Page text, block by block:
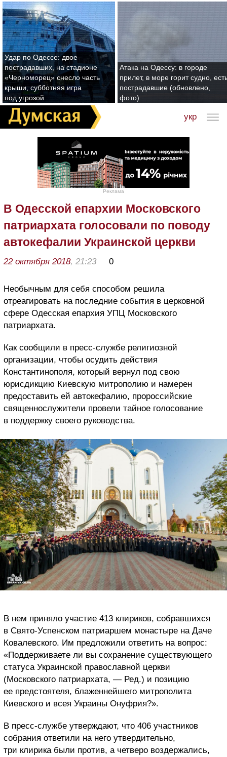
Удар по Одессе: двое
пострадавших, на стадионе
«Черноморец» снесло часть
крыши, субботняя игра
под угрозой
Атака на Одессу: в городе
прилет, в море горит судно,
пострадавшие (обновлено,
фото)
укр
Реклама
В Одесской епархии Московского
патриархата голосовали по поводу
автокефалии Украинской церкви
22 октября 2018, 21:23 0
Необычным для себя способом решила
отреагировать на последние события в церковной
сфере Одесская епархия УПЦ Московского
патриархата.
Как сообщили в пресс-службе религиозной
организации, чтобы осудить действия
Константинополя, который вернул под свою
юрисдикцию Киевскую митрополию и намерен
предоставить ей автокефалию, пророссийские
священнослужители провели тайное голосование
в поддержку своего руководства.
В нем приняло участие 413 клириков, собравшихся
в Свято-Успенском патриаршем монастыре на Даче
Ковалевского. Им предложили ответить на вопрос:
«Поддерживаете ли вы сохранение существующего
статуса Украинской православной церкви
(Московского патриархата, — Ред.) и позицию
ее предстоятеля, блаженнейшего митрополита
Киевского и всея Украины Онуфрия?».
В пресс-службе утверждают, что 406 участников
собрания ответили на него утвердительно,
три клирика были против, а четверо воздержались,